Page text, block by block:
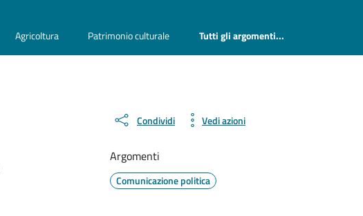
Agricoltura Patrimonio culturale Tutti gli argomenti...
Condividi Vedi azioni
Argomenti
Comunicazione politica